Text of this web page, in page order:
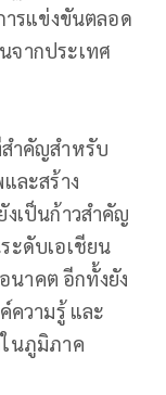
รแข่งขันตลอด
ากประเทศ
สำคัญสำหรับ
ละสร้าง
เป็นก้าวสำคัญ
ะดับเอเชียน
นาคต อีกทั้งยัง
ความรู้ และ
นภูมิภาค